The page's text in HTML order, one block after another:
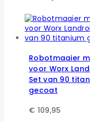
Robotmaaier
voor Worx
Set van 90
gecoat
€ 109,95